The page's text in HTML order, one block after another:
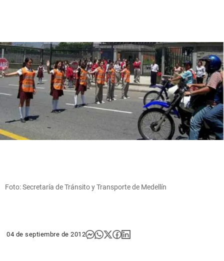
Foto: Secretaría de Tránsito y Transporte de Medellín
04 de septiembre de 2012